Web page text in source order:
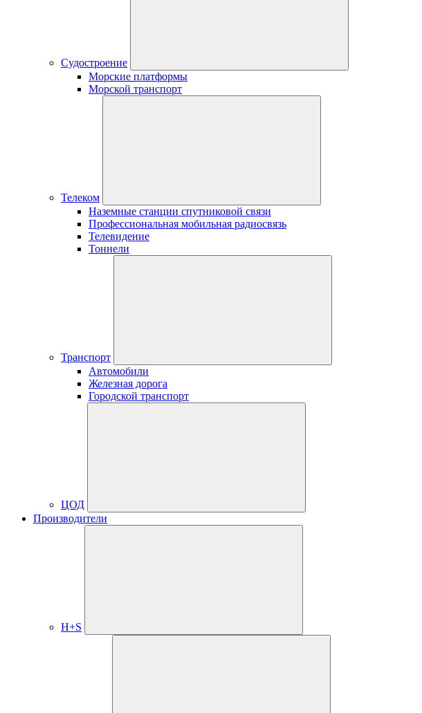
Судостроение
Морские платформы
Морской транспорт
Телеком
Наземные станции спутниковой связи
Профессиональная мобильная радиосвязь
Телевидение
Тоннели
Транспорт
Автомобили
Железная дорога
Городской транспорт
ЦОД
Производители
H+S